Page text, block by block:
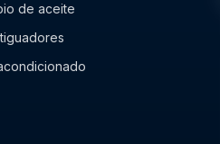
de aceite